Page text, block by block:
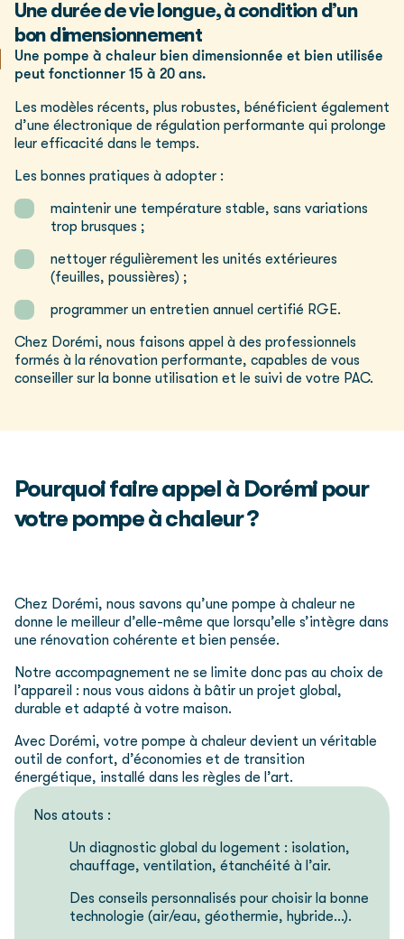
Une durée de vie longue, à condition d’un
bon dimensionnement
Une pompe à chaleur bien dimensionnée et bien utilisée
peut fonctionner 15 à 20 ans.
Les modèles récents, plus robustes, bénéficient également
d’une électronique de régulation performante qui prolonge
leur efficacité dans le temps.
Les bonnes pratiques à adopter :
maintenir une température stable, sans variations
trop brusques ;
nettoyer régulièrement les unités extérieures
(feuilles, poussières) ;
programmer un entretien annuel certifié RGE.
Chez Dorémi, nous faisons appel à des professionnels
formés à la rénovation performante, capables de vous
conseiller sur la bonne utilisation et le suivi de votre PAC.
Pourquoi faire appel à Dorémi pour
votre pompe à chaleur ?
Chez Dorémi, nous savons qu’une pompe à chaleur ne
donne le meilleur d’elle-même que lorsqu’elle s’intègre dans
une rénovation cohérente et bien pensée.
Notre accompagnement ne se limite donc pas au choix de
l’appareil : nous vous aidons à bâtir un projet global,
durable et adapté à votre maison.
Avec Dorémi, votre pompe à chaleur devient un véritable
outil de confort, d’économies et de transition
énergétique, installé dans les règles de l’art.
Nos atouts :
Un diagnostic global du logement : isolation,
chauffage, ventilation, étanchéité à l’air.
Des conseils personnalisés pour choisir la bonne
technologie (air/eau, géothermie, hybride…).